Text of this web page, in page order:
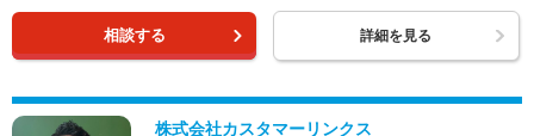
相談する 詳細を見る
株式会社カスタマーリンクス